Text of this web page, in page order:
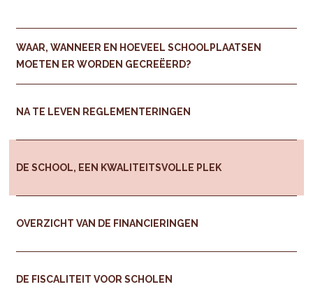
WAAR, WANNEER EN HOEVEEL SCHOOLPLAATSEN
MOETEN ER WORDEN GECREËERD?
NA TE LEVEN REGLEMENTERINGEN
DE SCHOOL, EEN KWALITEITSVOLLE PLEK
OVERZICHT VAN DE FINANCIERINGEN
DE FISCALITEIT VOOR SCHOLEN